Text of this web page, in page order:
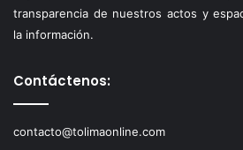
transparencia de nuestros actos y
la información.
Contáctenos:
contacto@tolimaonline.com